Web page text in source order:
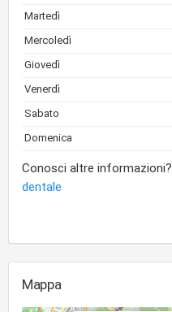
Martedì
Mercoledì
Giovedì
Venerdì
Sabato
Domenica
Conosci altre informazioni?
dentale
Mappa